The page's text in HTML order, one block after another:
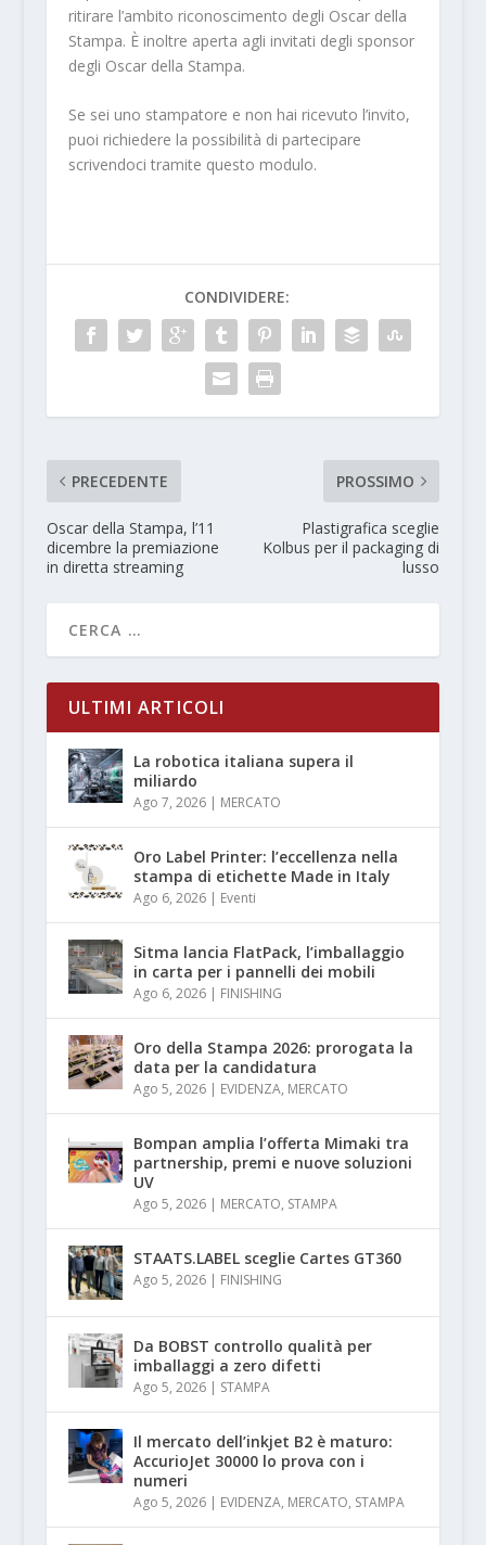
ritirare l’ambito riconoscimento degli Oscar della
Stampa. È inoltre aperta agli invitati degli sponsor
degli Oscar della Stampa.
Se sei uno stampatore e non hai ricevuto l’invito,
puoi richiedere la possibilità di partecipare
scrivendoci tramite questo modulo.
CONDIVIDERE:
PRECEDENTE
Oscar della Stampa, l’11
dicembre la premiazione
in diretta streaming
PROSSIMO
Plastigrafica sceglie
Kolbus per il packaging di
lusso
ULTIMI ARTICOLI
La robotica italiana supera il
miliardo
Ago 7, 2026| MERCATO
Oro Label Printer: l’eccellenza nella
stampa di etichette Made in Italy
Ago 6, 2026| Eventi
Sitma lancia FlatPack, l’imballaggio
in carta per i pannelli dei mobili
Ago 6, 2026| FINISHING
Oro della Stampa 2026: prorogata la
data per la candidatura
Ago 5, 2026| EVIDENZA, MERCATO
Bompan amplia l’offerta Mimaki tra
partnership, premi e nuove soluzioni
UV
Ago 5, 2026| MERCATO, STAMPA
STAATS.LABEL sceglie Cartes GT360
Ago 5, 2026| FINISHING
Da BOBST controllo qualità per
imballaggi a zero difetti
Ago 5, 2026| STAMPA
Il mercato dell’inkjet B2 è maturo:
AccurioJet 30000 lo prova con i
numeri
Ago 5, 2026| EVIDENZA, MERCATO, STAMPA